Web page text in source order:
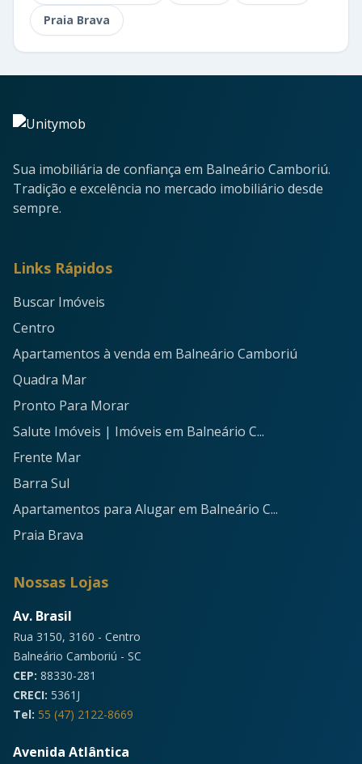
Praia Brava
Sua imobiliária de confiança em Balneário Camboriú.
Tradição e excelência no mercado imobiliário desde
sempre.
Links Rápidos
Buscar Imóveis
Centro
Apartamentos à venda em Balneário Camboriú
Quadra Mar
Pronto Para Morar
Salute Imóveis | Imóveis em Balneário C...
Frente Mar
Barra Sul
Apartamentos para Alugar em Balneário C...
Praia Brava
Nossas Lojas
Av. Brasil
Rua 3150, 3160 - Centro
Balneário Camboriú - SC
CEP: 88330-281
CRECI: 5361J
Tel: 55 (47) 2122-8669
Avenida Atlântica